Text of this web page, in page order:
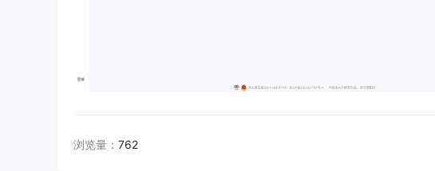
浏览量： 762